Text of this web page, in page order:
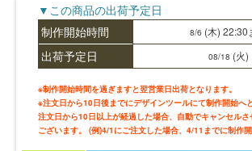
▼この商品の出荷予定日
制作開始時間
8/6 (木) 22:30
出荷予定日 08/18 (火)
※制作開始時間を過ぎますと翌営業日出荷となります。
※注文日から10日後までにデザインツールにて制作開始へ
注文日から10日以上が経過した場合、自動でキャンセル
ございます。 (例)4/1にご注文した場合、4/11までに制作開